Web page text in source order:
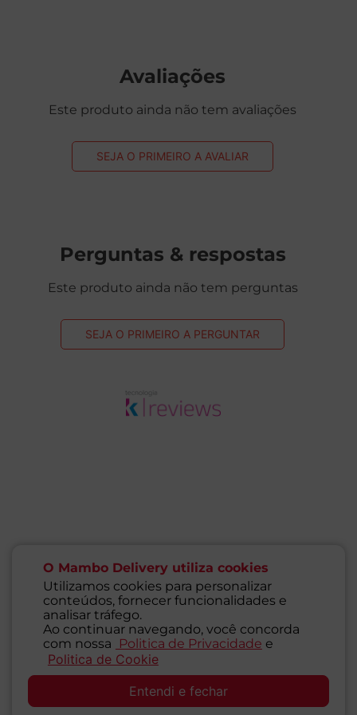
O Mambo Delivery utiliza cookies
Utilizamos cookies para personalizar
conteúdos, fornecer funcionalidades e
analisar tráfego.
Ao continuar navegando, você concorda
com nossa
Politica de Privacidade e
Politica de Cookie
Entendi e fechar
Avaliações
Este produto ainda não tem avaliações
SEJA O PRIMEIRO A AVALIAR
Perguntas & respostas
Este produto ainda não tem perguntas
SEJA O PRIMEIRO A PERGUNTAR